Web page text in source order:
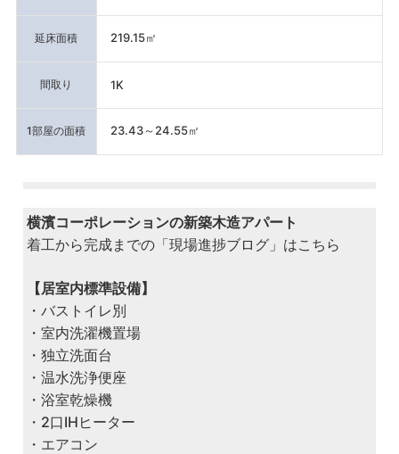
延床面積 219.15㎡
間取り 1K
1部屋の面積 23.43～24.55㎡
横濱コーポレーションの新築木造アパート
着工から完成までの「現場進捗ブログ」はこちら
【居室内標準設備】
・バストイレ別
・室内洗濯機置場
・独立洗面台
・温水洗浄便座
・浴室乾燥機
・2口IHヒーター
・エアコン